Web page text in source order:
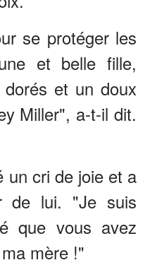
se protéger les
et belle fille,
et un doux
Miller", a-t-il dit.
un cri de joie et a
de lui. "Je suis
que vous avez
mère !"